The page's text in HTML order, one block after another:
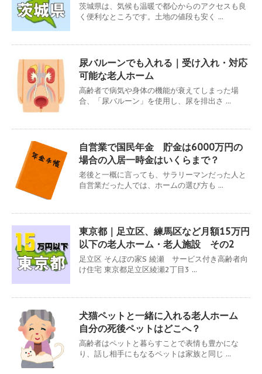
茨城県は、気候も温暖で都心からのアクセスも良
く便利なところです。土地の値段も安く ...
尿バルーンでも入れる｜受け入れ・対応
可能な老人ホーム
高齢者で病気や身体の機能が衰えてしまった場
合、「尿バルーン」を使用し、尿を排出さ ...
自営業で国民年金 貯金は6000万円の
場合の入居一時金はいくらまで？
老後と一概に言っても、サラリーマンだった人と
自営業だった人では、ホームの選び方も ...
東京都｜足立区、練馬区など月額15万円
以下の老人ホーム・老人施設 その2
足立区 そんぽの家S 綾瀬 サービス付き高齢者向
け住宅 東京都足立区綾瀬2丁目3 ...
犬猫ペットと一緒に入れる老人ホーム
自分の死後ペットはどこへ？
高齢者はペットと暮らすことで表情も豊かにな
り、話し相手にもなるペットは家族と同じ ...